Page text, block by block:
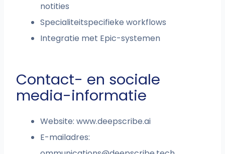
notities
Specialiteitspecifieke workflows
Integratie met Epic-systemen
Contact- en sociale
media-informatie
Website: www.deepscribe.ai
E-mailadres: